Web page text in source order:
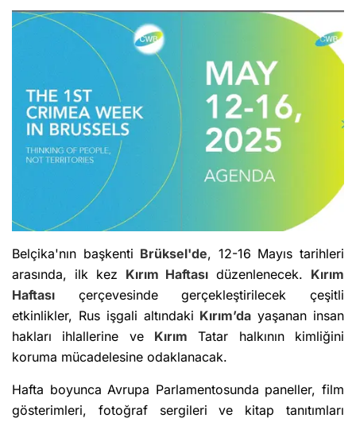
Belçika'nın başkenti Brüksel'de, 12-16 Mayıs tarihleri
arasında, ilk kez Kırım Haftası düzenlenecek. Kırım
Haftası çerçevesinde gerçekleştirilecek çeşitli
etkinlikler, Rus işgali altındaki Kırım’da yaşanan insan
hakları ihlallerine ve Kırım Tatar halkının kimliğini
koruma mücadelesine odaklanacak.
Hafta boyunca Avrupa Parlamentosunda paneller, film
gösterimleri, fotoğraf sergileri ve kitap tanıtımları